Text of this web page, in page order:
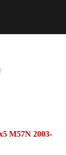
M57N 2003-